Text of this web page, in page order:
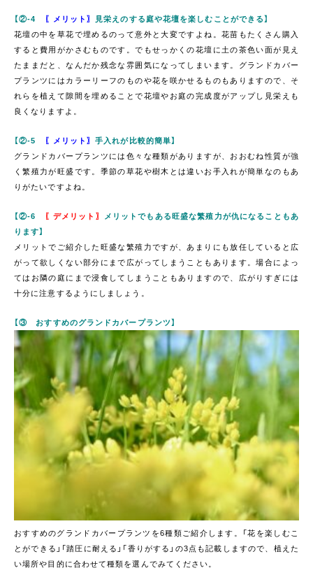
【②-4 〖メリット〗
見栄えのする庭や花壇を楽しむことができる】
花壇の中を草花で埋めるのって意外と大変ですよね。花苗もたくさん購入
すると費用がかさむものです。でもせっかくの花壇に土の茶色い面が見え
たままだと、なんだか残念な雰囲気になってしまいます。グランドカバー
プランツにはカラーリーフのものや花を咲かせるものもありますので、そ
れらを植えて隙間を埋めることで花壇やお庭の完成度がアップし見栄えも
良くなりますよ。
【②-5 〖メリット〗手入れが比較的簡単】
グランドカバープランツには色々な種類がありますが、おおむね性質が強
く繁殖力が旺盛です。季節の草花や樹木とは違いお手入れが簡単なのもあ
りがたいですよね。
【②-6 〖デメリット〗
メリットでもある旺盛な繁殖力が仇になることもあ
ります】
メリットでご紹介した旺盛な繁殖力ですが、あまりにも放任していると広
がって欲しくない部分にまで広がってしまうこともあります。場合によっ
てはお隣の庭にまで浸食してしまうこともありますので、広がりすぎには
十分に注意するようにしましょう。
【③ おすすめのグランドカバープランツ】
おすすめのグランドカバープランツを6種類ご紹介します。「花を楽しむこ
とができる」「踏圧に耐える」「香りがする」の3点も記載しますので、植えた
い場所や目的に合わせて種類を選んでみてください。